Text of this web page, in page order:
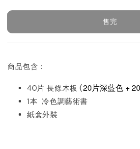
售完
商品包含：
40片 長條木板 (20片深藍色 +
1本 冷色調藝術書
紙盒外裝